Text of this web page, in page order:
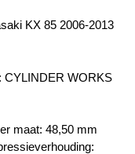
KX 85 2006-2013
CYLINDER WORKS
maat: 48,50 mm